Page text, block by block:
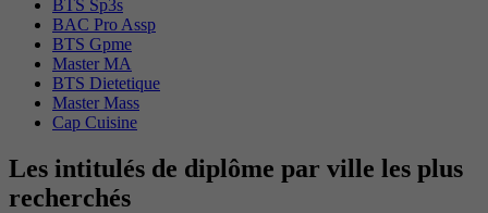
BTS Sp3s
BAC Pro Assp
BTS Gpme
Master MA
BTS Dietetique
Master Mass
Cap Cuisine
Les intitulés de diplôme par ville les plus
recherchés